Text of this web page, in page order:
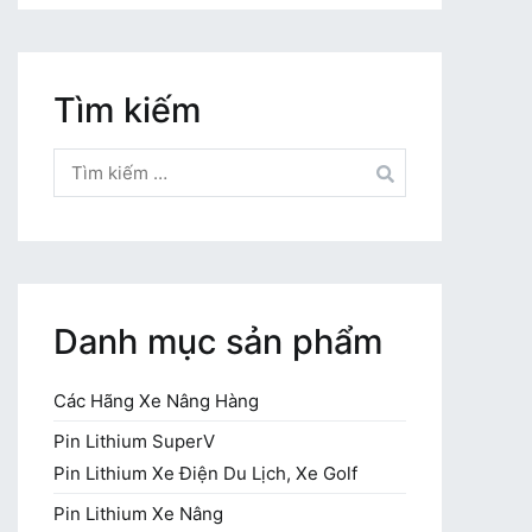
Tìm kiếm
kiếm
cho:
Danh mục sản phẩm
Các Hãng Xe Nâng Hàng
Pin Lithium SuperV
Pin Lithium Xe Điện Du Lịch, Xe Golf
Pin Lithium Xe Nâng